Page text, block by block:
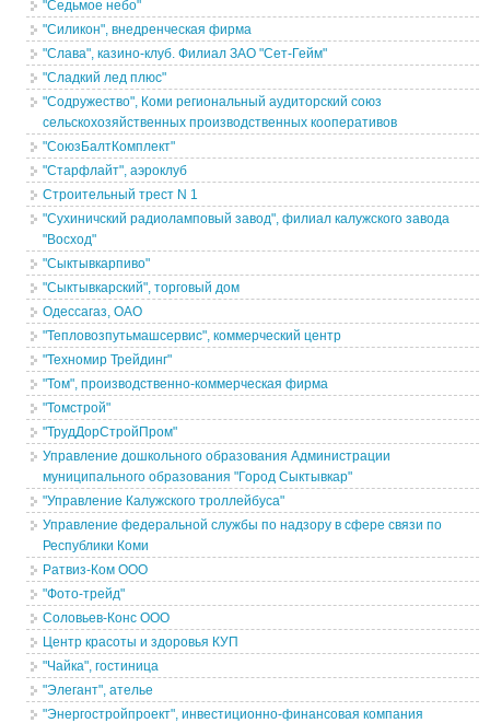
"Седьмое небо"
"Силикон", внедренческая фирма
"Слава", казино-клуб. Филиал ЗАО "Сет-Гейм"
"Сладкий лед плюс"
"Содружество", Коми региональный аудиторский союз
сельскохозяйственных производственных кооперативов
"СоюзБалтКомплект"
"Старфлайт", аэроклуб
Строительный трест N 1
"Сухиничский радиоламповый завод", филиал калужского завода
"Восход"
"Сыктывкарпиво"
"Сыктывкарский", торговый дом
Одессагаз, ОАО
"Тепловозпутьмашсервис", коммерческий центр
"Техномир Трейдинг"
"Том", производственно-коммерческая фирма
"Томстрой"
"ТрудДорСтройПром"
Управление дошкольного образования Администрации
муниципального образования "Город Сыктывкар"
"Управление Калужского троллейбуса"
Управление федеральной службы по надзору в сфере связи по
Республики Коми
Ратвиз-Ком ООО
"Фото-трейд"
Соловьев-Конс ООО
Центр красоты и здоровья КУП
"Чайка", гостиница
"Элегант", ателье
"Энергостройпроект", инвестиционно-финансовая компания